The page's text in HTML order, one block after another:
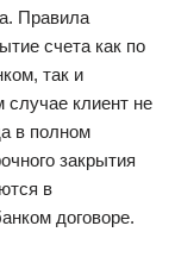
Правила
счета как по
так и
случае клиент не
в полном
закрытия
в
договоре.